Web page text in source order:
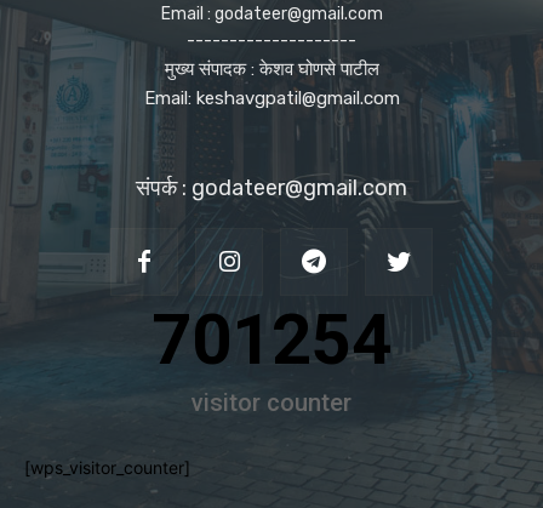
Email : godateer@gmail.com
--------------------
मुख्य संपादक : केशव घोणसे पाटील
Email: keshavgpatil@gmail.com
संपर्क : godateer@gmail.com
701254
visitor counter
[wps_visitor_counter]